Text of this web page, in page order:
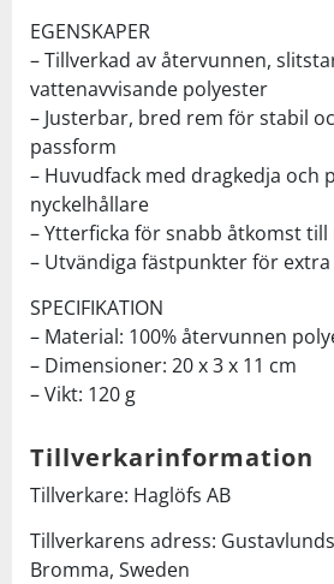
EGENSKAPER
– Tillverkad av återvunnen,
vattenavvisande polyester
– Justerbar, bred rem för stabil
passform
– Huvudfack med dragkedja och
nyckelhållare
– Ytterficka för snabb åtkomst
– Utvändiga fästpunkter för
SPECIFIKATION
– Material: 100% återvunnen
– Dimensioner: 20 x 3 x 11 cm
– Vikt: 120 g
Tillverkarinformation
Tillverkare: Haglöfs AB
Tillverkarens adress:
Bromma, Sweden